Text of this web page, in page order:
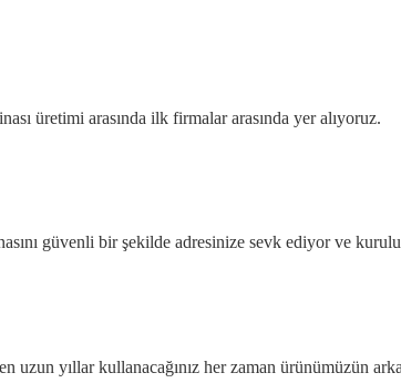
üretimi arasında ilk firmalar arasında yer alıyoruz.
güvenli bir şekilde adresinize sevk ediyor ve
uzun yıllar kullanacağınız her zaman ürünümüzün